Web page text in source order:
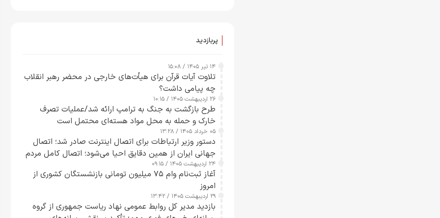
پربازدید
۱۴ تیر ۱۴۰۵ / ۱۵:۰۸
تلاوت آیات قرآن برای هیأت‌های خارجی در محضر رهبر انقلاب
چه پیامی داشت؟
۲۶ اردیبهشت ۱۴۰۵ / ۱۰:۱۵
طرح‌ بازگشت به جنگ به ترامپ ارائه شد/عملیات تصرف
خارک و حمله به محل مواد هسته‌ای محتمل است
۰۵ خرداد ۱۴۰۵ / ۱۳:۲۸
دستور وزیر ارتباطات برای اتصال اینترنت صادر شد؛ اتصال
جهانی ایران از همین دقایق احیا می‌شود؛ اتصال کامل مردم
تا ۲۴ ساعت آینده
۲۴ اردیبهشت ۱۴۰۵ / ۰۹:۱۵
آغاز ثبت‌نام وام ۷۵ میلیون تومانی بازنشستگان کشوری از
امروز
۲۹ اردیبهشت ۱۴۰۵ / ۱۳:۴۲
بازدید مدیر کل روابط عمومی نهاد ریاست جمهوری از گروه